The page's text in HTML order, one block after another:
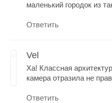
маленький городок из
Ответить
Vel
Ха! Классная
камера отразила не
Ответить